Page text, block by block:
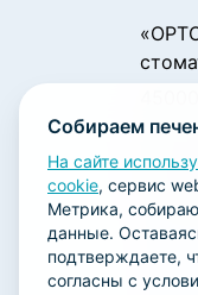
Собираем
На сайте
cookie, сервис
Метрика,
данные.
подтверждаете,
согласны с
Пн. -
Пт.:
Сб.,
+7